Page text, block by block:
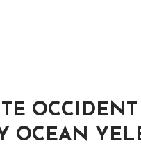
OCEAN